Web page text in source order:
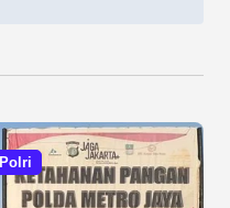
Polri